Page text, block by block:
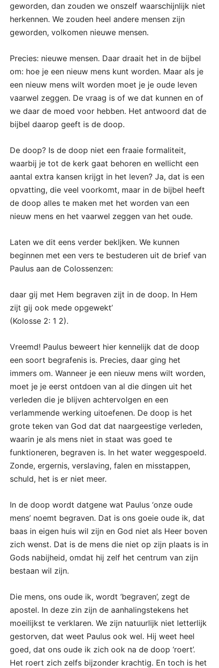
geworden, dan zouden we onszelf waarschijnlijk niet
herkennen. We zouden heel andere mensen zijn
geworden, volkomen nieuwe mensen.
Precies: nieuwe mensen. Daar draait het in de bijbel
om: hoe je een nieuw mens kunt worden. Maar als je
een nieuw mens wilt worden moet je je oude leven
vaarwel zeggen. De vraag is of we dat kunnen en of
we daar de moed voor hebben. Het antwoord dat de
bijbel daarop geeft is de doop.
De doop? Is de doop niet een fraaie formaliteit,
waarbij je tot de kerk gaat behoren en wellicht een
aantal extra kansen krijgt in het leven? Ja, dat is een
opvatting, die veel voorkomt, maar in de bijbel heeft
de doop alles te maken met het worden van een
nieuw mens en het vaarwel zeggen van het oude.
Laten we dit eens verder bekljken. We kunnen
beginnen met een vers te bestuderen uit de brief van
Paulus aan de Colossenzen:
daar gij met Hem begraven zijt in de doop. In Hem
zijt gij ook mede opgewekt’
(Kolosse 2: 1 2).
Vreemd! Paulus beweert hier kennelijk dat de doop
een soort begrafenis is. Precies, daar ging het
immers om. Wanneer je een nieuw mens wilt worden,
moet je je eerst ontdoen van al die dingen uit het
verleden die je blijven achtervolgen en een
verlammende werking uitoefenen. De doop is het
grote teken van God dat dat naargeestige verleden,
waarin je als mens niet in staat was goed te
funktioneren, begraven is. In het water weggespoeld.
Zonde, ergernis, verslaving, falen en misstappen,
schuld, het is er niet meer.
In de doop wordt datgene wat Paulus ‘onze oude
mens’ noemt begraven. Dat is ons goeie oude ik, dat
baas in eigen huis wil zijn en God niet als Heer boven
zich wenst. Dat is de mens die niet op zijn plaats is in
Gods nabijheid, omdat hij zelf het centrum van zijn
bestaan wil zijn.
Die mens, ons oude ik, wordt ‘begraven’, zegt de
apostel. In deze zin zijn de aanhalingstekens het
moeilijkst te verklaren. We zijn natuurlijk niet letterlijk
gestorven, dat weet Paulus ook wel. Hij weet heel
goed, dat ons oude ik zich ook na de doop ‘roert’.
Het roert zich zelfs bijzonder krachtig. En toch is het